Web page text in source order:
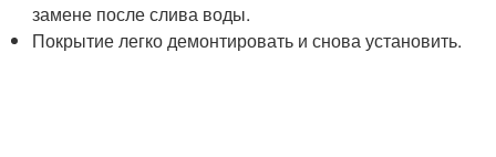
замене после слива воды.
Покрытие легко демонтировать и снова установить.